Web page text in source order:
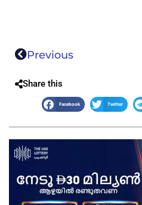
Previous
Share this
Facebook Twitter